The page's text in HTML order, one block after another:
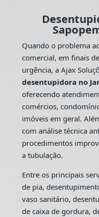
Quando o problema
comercial, em finais
urgência, a Ajax
desentupidora no
oferecendo
comércios,
imóveis em geral.
com análise técnica
procedimentos
a tubulação.
Entre os principais
de pia,
vaso sanitário,
de caixa de gordura,